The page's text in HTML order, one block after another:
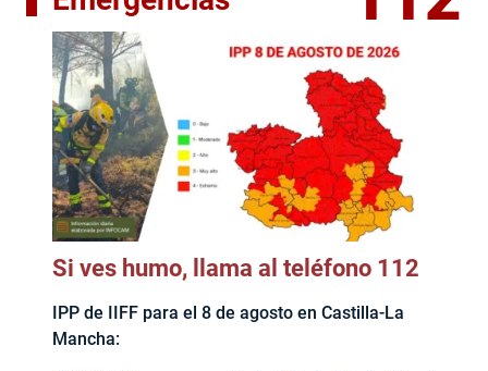
Si ves humo, llama al teléfono 112
IPP de IIFF para el 8 de agosto en Castilla-La
Mancha: